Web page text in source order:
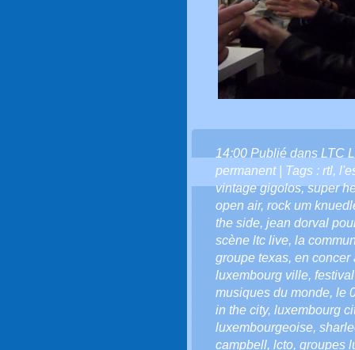
14:00 Publié dans LTC
permanent| Tags : rtl,
vintage gigolos,super
open air, rock um
the side, jean dorval
scène ltc live, la
groupe texas, en concer
luxembourg ville,
musiques du monde, le
in the city, luxembourg
luxembourgeoise,
campbell, lcto, groupes